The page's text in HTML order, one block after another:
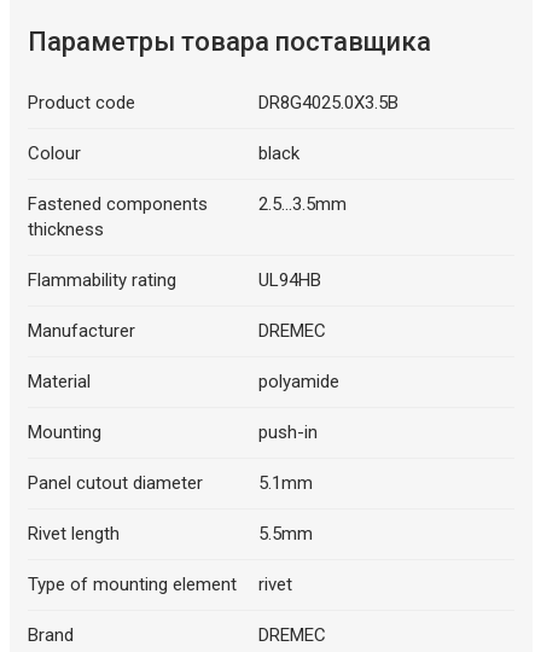
Параметры товара поставщика
Product code DR8G4025.0X3.5B
Colour black
Fastened components
thickness
2.5...3.5mm
Flammability rating UL94HB
Manufacturer DREMEC
Material polyamide
Mounting push-in
Panel cutout diameter 5.1mm
Rivet length 5.5mm
Type of mounting element rivet
Brand DREMEC